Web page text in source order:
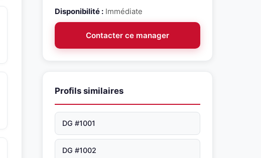
Disponibilité : Immédiate
Contacter ce manager
Profils similaires
DG #1001
DG #1002